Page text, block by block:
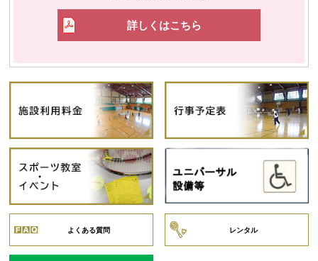
詳しくはこちら
よくある質問 レンタル